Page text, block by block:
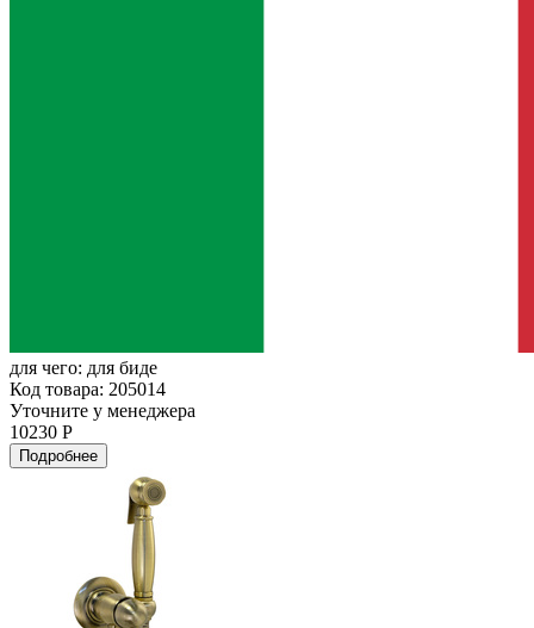
для чего: для биде
Код товара: 205014
Уточните у менеджера
10230 Р
Подробнее